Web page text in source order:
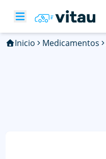
Inicio Medicamentos